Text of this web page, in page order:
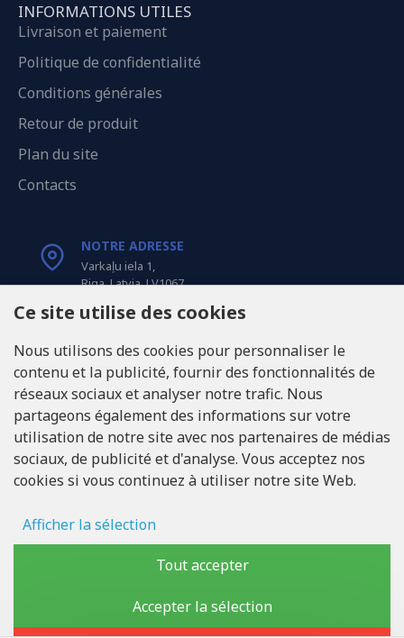
INFORMATIONS UTILES
Livraison et paiement
Politique de confidentialité
Conditions générales
Retour de produit
Plan du site
Contacts
NOTRE ADRESSE
Varkaļu iela 1,
Riga, Latvia, LV1067
Tel: +371 20371100
INFO@LUKONS.COM
COORDONNÉES DE L'ENTREPRISE
RITONE Sarl
Numéro de TVA LV40103717618
Copyright © 2019 - 2026, lukons.com, Tous droits réservés
Ce site utilise des cookies
Nous utilisons des cookies pour personnaliser le
contenu et la publicité, fournir des fonctionnalités de
réseaux sociaux et analyser notre trafic. Nous
partageons également des informations sur votre
utilisation de notre site avec nos partenaires de médias
sociaux, de publicité et d'analyse. Vous acceptez nos
cookies si vous continuez à utiliser notre site Web.
Afficher la sélection
Stockage des publicités
Données d'utilisateur
Tout accepter
Accepter la sélection